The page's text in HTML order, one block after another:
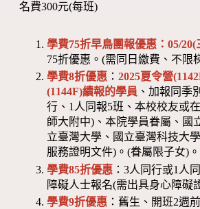
名費300元(每班)
學費75折早鳥團報優惠：05/20(
75折優惠。(需同日繳費、不限
學費8折優惠 ：2025夏令營
(1144F)續報的學員 、加報同季
行、1人同報5班、本校校友或
師大附中)、本院學員眷屬、國
立臺灣大學、國立臺灣科技大
服務證明文件)。(眷屬限子女)。
學費85折優惠 ：3人同行或1人
障礙人士報名(需出具身心障礙
學費9折優惠 ：舊生、開班2週